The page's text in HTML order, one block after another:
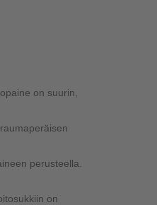
on suurin,
perusteella.
on